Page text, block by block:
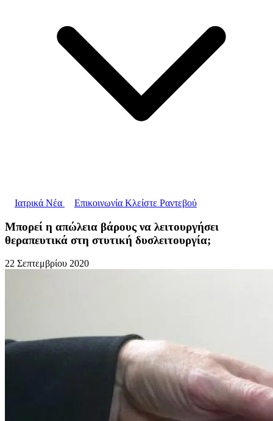
Ιατρικά Νέα Επικοινωνία Κλείστε Ραντεβού
Μπορεί η απώλεια βάρους να λειτουργήσει
θεραπευτικά στη στυτική δυσλειτουργία;
22 Σεπτεμβρίου 2020